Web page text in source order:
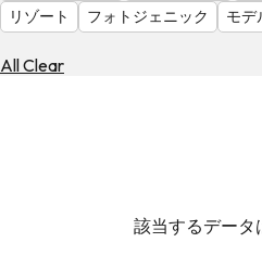
リゾート
フォトジェニック モデ
All Clear
該当するデータ